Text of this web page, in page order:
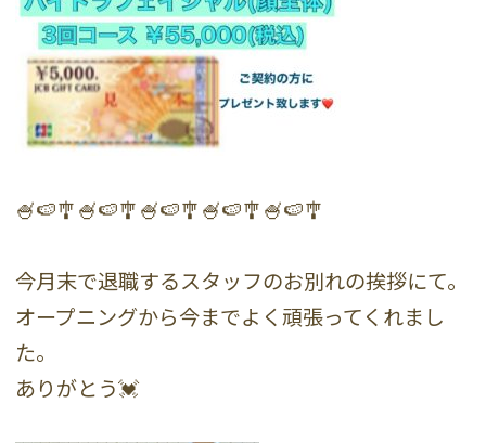
🍧🍉🎐🍧🍉🎐🍧🍉🎐🍧🍉🎐🍧🍉🎐
今月末で退職するスタッフのお別れの挨拶にて。
オープニングから今までよく頑張ってくれまし
た。
ありがとう💓